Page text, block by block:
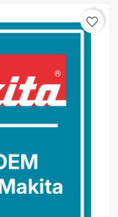
favorite_border